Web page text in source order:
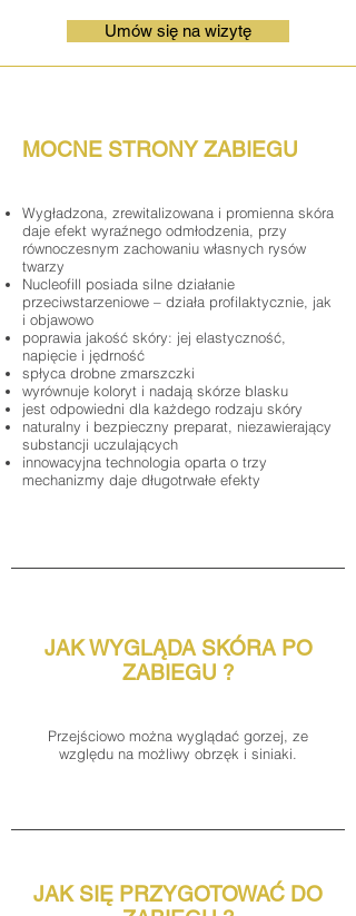
Umów się na wizytę
MOCNE STRONY ZABIEGU
Wygładzona, zrewitalizowana i promienna skóra
daje efekt wyraźnego odmłodzenia, przy
równoczesnym zachowaniu własnych rysów
twarzy
Nucleofill posiada silne działanie
przeciwstarzeniowe – działa profilaktycznie, jak
i objawowo
poprawia jakość skóry: jej elastyczność,
napięcie i jędrność
spłyca drobne zmarszczki
wyrównuje koloryt i nadają skórze blasku
jest odpowiedni dla każdego rodzaju skóry
naturalny i bezpieczny preparat, niezawierający
substancji uczulających
innowacyjna technologia oparta o trzy
mechanizmy daje długotrwałe efekty
JAK WYGLĄDA SKÓRA PO
ZABIEGU ?
Przejściowo można wyglądać gorzej, ze
względu na możliwy obrzęk i siniaki.
JAK SIĘ PRZYGOTOWAĆ DO